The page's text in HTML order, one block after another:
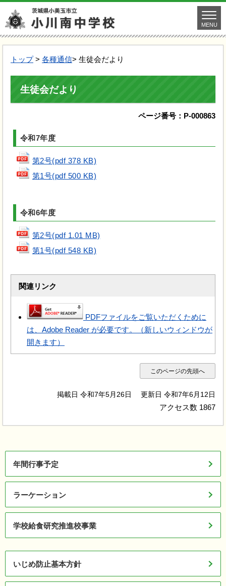
MENU
トップ> 各種通信> 生徒会だより
生徒会だより
ページ番号：P-000863
令和7年度
第2号(pdf 378 KB)
第1号(pdf 500 KB)
令和6年度
第2号(pdf 1.01 MB)
第1号(pdf 548 KB)
関連リンク
PDFファイルをご覧いただくために
は、Adobe Reader が必要です。（新しいウィンドウが
開きます）
このページの先頭へ
掲載日 令和7年5月26日 更新日 令和7年6月12日
アクセス数 1867
年間行事予定
ラーケーション
学校給食研究推進校事業
いじめ防止基本方針